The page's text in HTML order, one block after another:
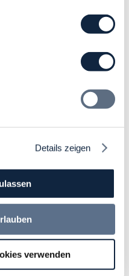
Details zeigen
verwenden
der
auf Sie!